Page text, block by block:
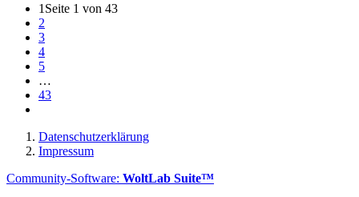
1 Seite 1 von 43
2
3
4
5
…
43
Datenschutzerklärung
Impressum
Community-Software: WoltLab Suite™